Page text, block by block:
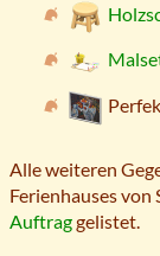
Alle weiteren
Ferienhauses
Auftraggelistet.